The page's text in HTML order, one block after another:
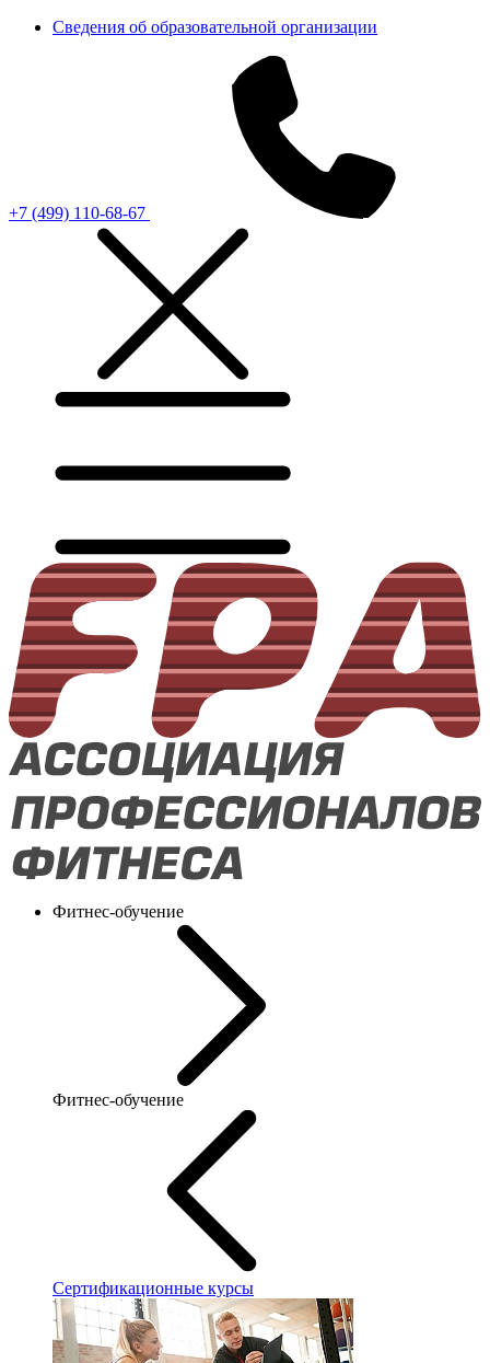
Сведения об образовательной организации
+7 (499) 110-68-67
Фитнес-обучение
Фитнес-обучение
Сертификационные курсы